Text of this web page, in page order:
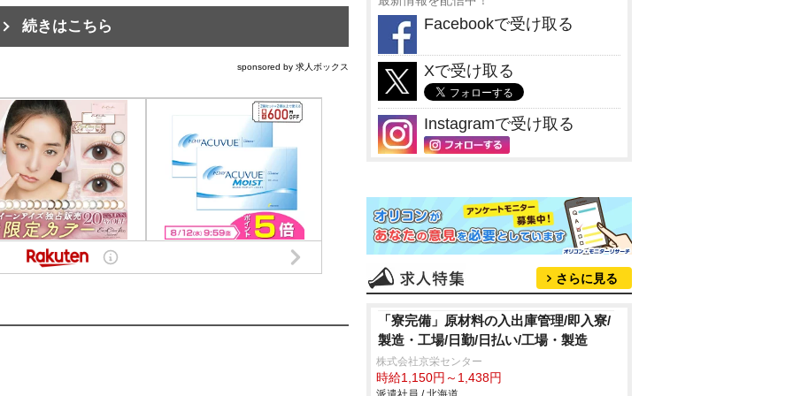
続きはこちら
sponsored by 求人ボックス
Facebookで受け取る
Xで受け取る
Instagramで受け取る
さらに見る
「寮完備」原材料の入出庫管理/即入寮/
製造・工場/日勤/日払い/工場・製造
株式会社京栄センター
時給1,150円～1,438円